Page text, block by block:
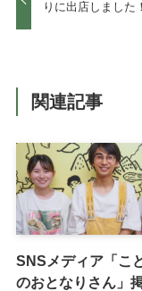
りに出店しました
関連記事
SNSメディア「こ
のおとなりさん」